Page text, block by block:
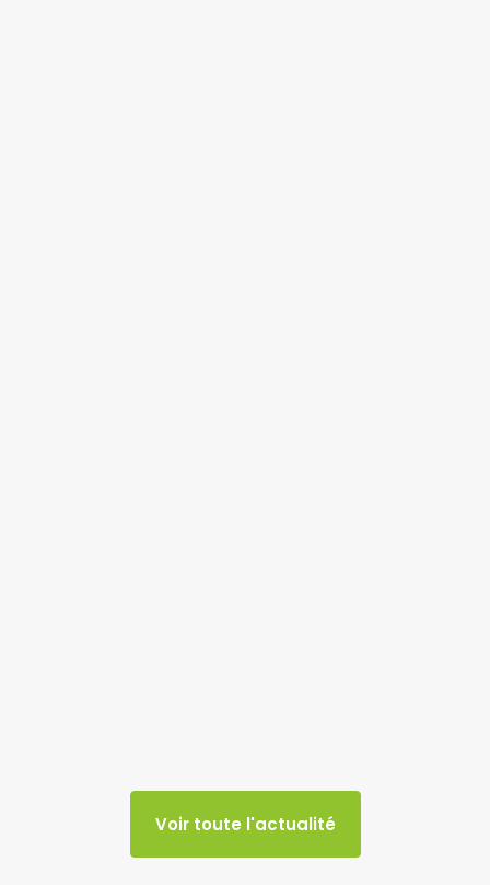
Voir toute l'actualité